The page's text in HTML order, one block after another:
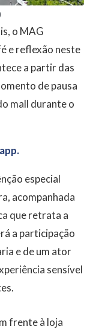
o MAG
e reflexão neste
a partir das
de pausa
mall durante o
especial
acompanhada
que retrata a
a participação
e de um ator
sensível
frente à loja